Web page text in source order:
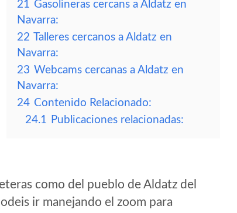
21 Gasolineras cercans a Aldatz en
Navarra:
22 Talleres cercanos a Aldatz en
Navarra:
23 Webcams cercanas a Aldatz en
Navarra:
24 Contenido Relacionado:
24.1 Publicaciones relacionadas:
como del pueblo de Aldatz del
ir manejando el zoom para